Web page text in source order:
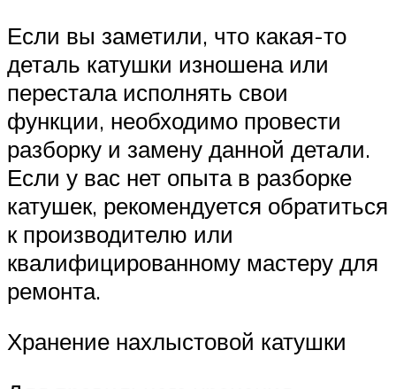
Если вы заметили, что какая-то
деталь катушки изношена или
перестала исполнять свои
функции, необходимо провести
разборку и замену данной детали.
Если у вас нет опыта в разборке
катушек, рекомендуется обратиться
к производителю или
квалифицированному мастеру для
ремонта.
Хранение нахлыстовой катушки